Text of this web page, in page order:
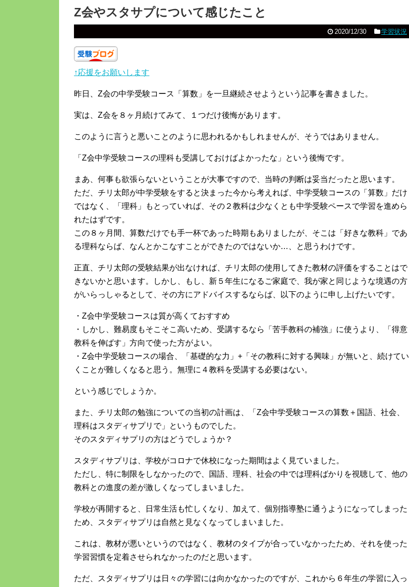
Z会やスタサプについて感じたこと
2020/12/30 学習状況
↑応援をお願いします
昨日、Z会の中学受験コース「算数」を一旦継続させようという記事を書きました。
実は、Z会を８ヶ月続けてみて、１つだけ後悔があります。
このように言うと悪いことのように思われるかもしれませんが、そうではありません。
「Z会中学受験コースの理科も受講しておけばよかったな」という後悔です。
まあ、何事も欲張らないということが大事ですので、当時の判断は妥当だったと思います。
ただ、チリ太郎が中学受験をすると決まった今から考えれば、中学受験コースの「算数」だけ
ではなく、「理科」もとっていれば、その２教科は少なくとも中学受験ペースで学習を進めら
れたはずです。
この８ヶ月間、算数だけでも手一杯であった時期もありましたが、そこは「好きな教科」であ
る理科ならば、なんとかこなすことができたのではないか…、と思うわけです。
正直、チリ太郎の受験結果が出なければ、チリ太郎の使用してきた教材の評価をすることはで
きないかと思います。しかし、もし、新５年生になるご家庭で、我が家と同じような境遇の方
がいらっしゃるとして、その方にアドバイスするならば、以下のように申し上げたいです。
・Z会中学受験コースは質が高くておすすめ
・しかし、難易度もそこそこ高いため、受講するなら「苦手教科の補強」に使うより、「得意
教科を伸ばす」方向で使った方がよい。
・Z会中学受験コースの場合、「基礎的な力」+「その教科に対する興味」が無いと、続けてい
くことが難しくなると思う。無理に４教科を受講する必要はない。
という感じでしょうか。
また、チリ太郎の勉強についての当初の計画は、「Z会中学受験コースの算数＋国語、社会、
理科はスタディサプリで」というものでした。
そのスタディサプリの方はどうでしょうか？
スタディサプリは、学校がコロナで休校になった期間はよく見ていました。
ただし、特に制限をしなかったので、国語、理科、社会の中では理科ばかりを視聴して、他の
教科との進度の差が激しくなってしまいました。
学校が再開すると、日常生活も忙しくなり、加えて、個別指導塾に通うようになってしまった
ため、スタディサプリは自然と見なくなってしまいました。
これは、教材が悪いというのではなく、教材のタイプが合っていなかったため、それを使った
学習習慣を定着させられなかったのだと思います。
ただ、スタディサプリは日々の学習には向かなかったのですが、これから６年生の学習に入っ